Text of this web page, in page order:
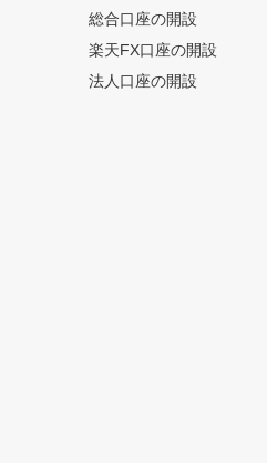
総合口座の開設
楽天FX口座の開設
法人口座の開設